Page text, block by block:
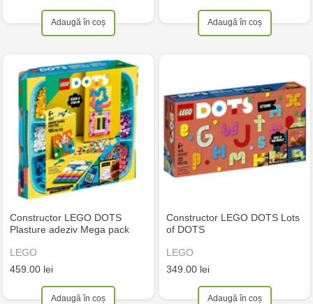
Adaugă în coș Adaugă în coș
Constructor LEGO DOTS
Plasture adeziv Mega pack
LEGO
459.00 lei
Adaugă în coș
Constructor LEGO DOTS Lots
of DOTS
LEGO
349.00 lei
Adaugă în coș